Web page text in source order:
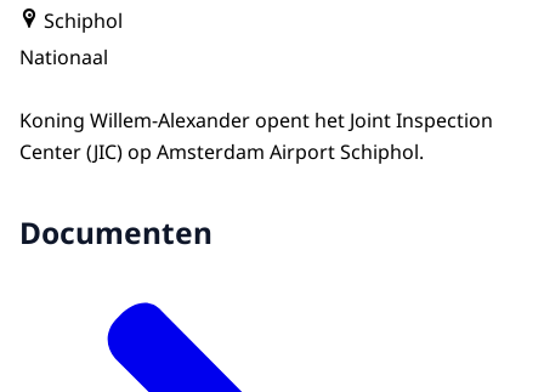
Schiphol
Nationaal
Koning Willem-Alexander opent het Joint Inspection
Center (JIC) op Amsterdam Airport Schiphol.
Documenten